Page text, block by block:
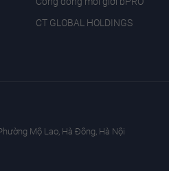
CT GLOBAL HOLDINGS
Mộ Lao, Hà Đông, Hà Nội